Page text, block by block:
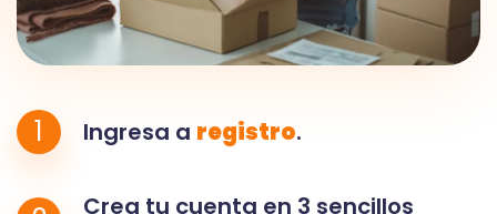
1 Ingresa a registro.
Crea tu cuenta en 3 sencillos